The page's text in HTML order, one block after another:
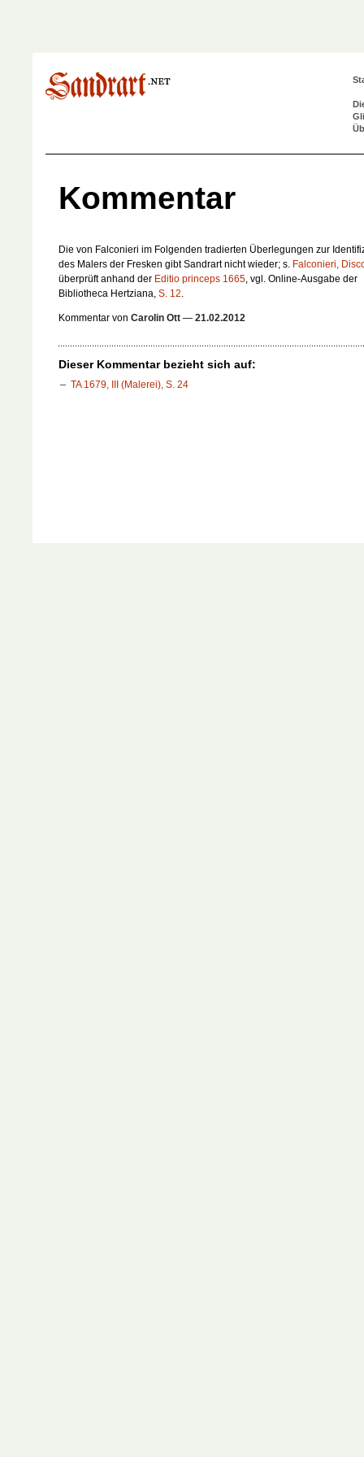
Kommentar
Die von Falconieri im Folgenden tradierten Überlegungen zur
des Malers der Fresken gibt Sandrart nicht wieder; s. Falconieri,
überprüft anhand der Editio princeps 1665, vgl. Online-Ausgabe der
Bibliotheca Hertziana, S. 12.
Kommentar von Carolin Ott — 21.02.2012
Dieser Kommentar bezieht sich auf:
TA 1679, III (Malerei), S. 24